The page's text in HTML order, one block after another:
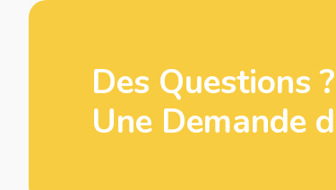
Des Questions ?
Une Demande